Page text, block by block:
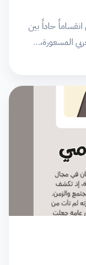
حاداً بين
المسعورة،…